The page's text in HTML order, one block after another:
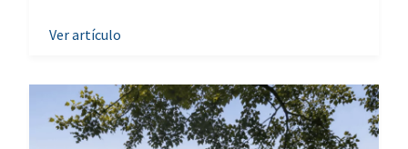
Ver artículo